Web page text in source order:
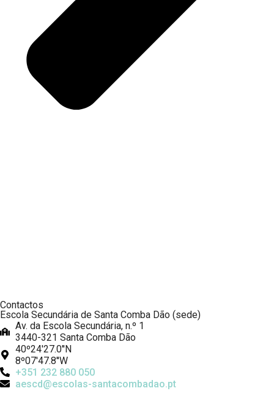
Contactos
Escola Secundária de Santa Comba Dão (sede)
Av. da Escola Secundária, n.º 1
3440-321 Santa Comba Dão
40º24'27.0''N
8º07'47.8''W
+351 232 880 050
aescd@escolas-santacombadao.pt